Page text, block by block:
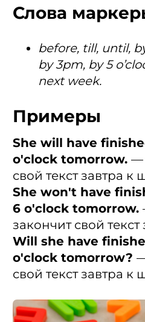
Слова
before, till, until,
by 3pm, by 5
next week.
Примеры
She will have
o'clock tomorrow. —
свой текст завтра к
She won't have
6 o'clock tomorrow.
закончит свой текст
Will she have
o'clock tomorrow?
свой текст завтра к